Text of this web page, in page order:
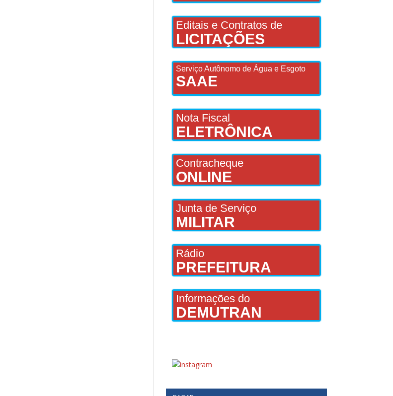
Editais e Contratos de
LICITAÇÕES
Serviço Autônomo de Água e Esgoto
SAAE
Nota Fiscal
ELETRÔNICA
Contracheque
ONLINE
Junta de Serviço
MILITAR
Rádio
PREFEITURA
Informações do
DEMUTRAN